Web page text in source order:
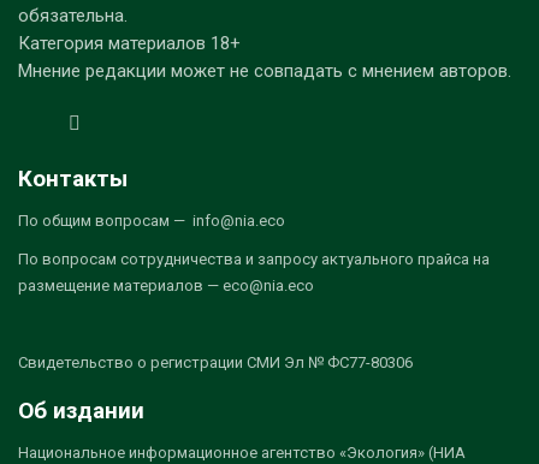
обязательна.
Категория материалов 18+
Мнение редакции может не совпадать с мнением авторов.
Контакты
По общим вопросам — info@nia.eco
По вопросам сотрудничества и запросу актуального прайса на
размещение материалов — eco@nia.eco
Свидетельство о регистрации СМИ Эл № ФС77-80306
Об издании
Национальное информационное агентство «Экология» (НИА